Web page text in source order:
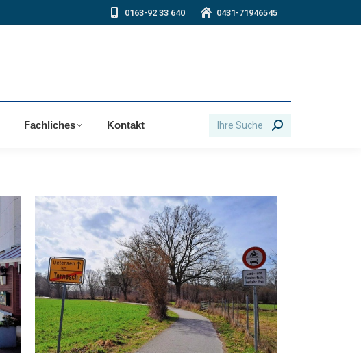
0163-92 33 640 0431-71946545
Fachliches Kontakt Search: